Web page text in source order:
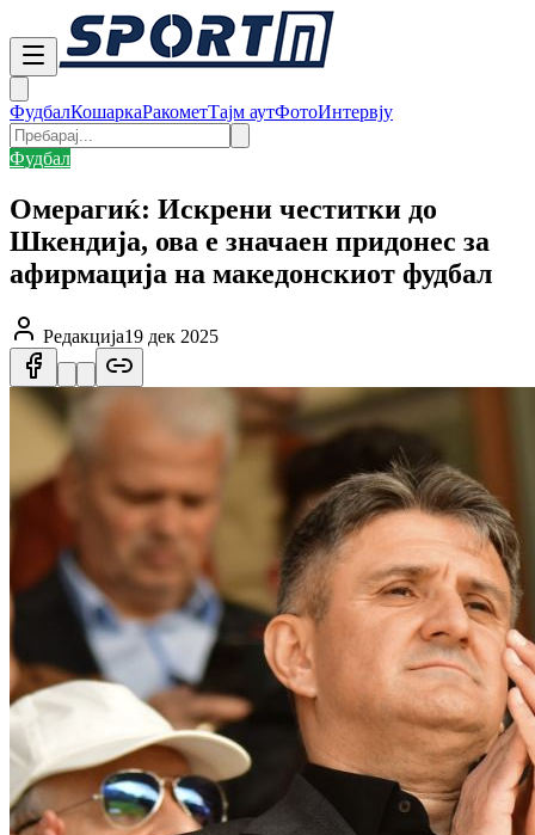
ФудбалКошаркаРакометТајм аутФотоИнтервју
Фудбал
Омерагиќ: Искрени честитки до
Шкендија, ова е значаен придонес за
афирмација на македонскиот фудбал
Редакција19 дек 2025